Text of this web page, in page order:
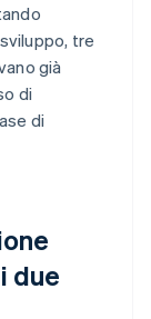
tre
già
di
di
due